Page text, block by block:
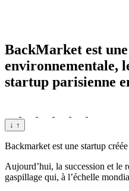
BackMarket est
environnementale,
startup parisienne
↓ ↑
Backmarket est une startup
Aujourd’hui, la succession et le
gaspillage qui, à l’échelle